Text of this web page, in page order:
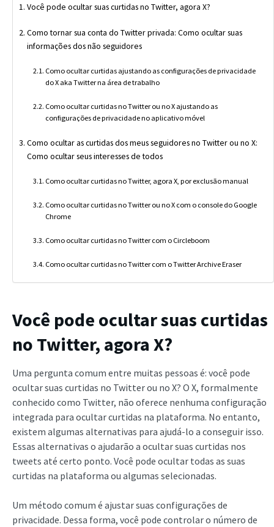
Você pode ocultar suas curtidas no Twitter, agora X?
Como tornar sua conta do Twitter privada: Como ocultar suas
informações dos não seguidores
Como ocultar curtidas ajustando as configurações de privacidade
do X aka Twitter na área de trabalho
Como ocultar curtidas no Twitter ou no X ajustando as
configurações de privacidade no aplicativo móvel
Como ocultar as curtidas dos meus seguidores no Twitter ou no X:
Como ocultar seus interesses de todos
Como ocultar curtidas no Twitter, agora X, por exclusão manual
Como ocultar curtidas no Twitter ou no X com o console do Google
Chrome
Como ocultar curtidas no Twitter com o Circleboom
Como ocultar curtidas no Twitter com o Twitter Archive Eraser
Você pode ocultar suas curtidas
no Twitter, agora X?
Uma pergunta comum entre muitas pessoas é: você pode
ocultar suas curtidas no Twitter ou no X? O X, formalmente
conhecido como Twitter, não oferece nenhuma configuração
integrada para ocultar curtidas na plataforma. No entanto,
existem algumas alternativas para ajudá-lo a conseguir isso.
Essas alternativas o ajudarão a ocultar suas curtidas nos
tweets até certo ponto. Você pode ocultar todas as suas
curtidas na plataforma ou algumas selecionadas.
Um método comum é ajustar suas configurações de
privacidade. Dessa forma, você pode controlar o número de